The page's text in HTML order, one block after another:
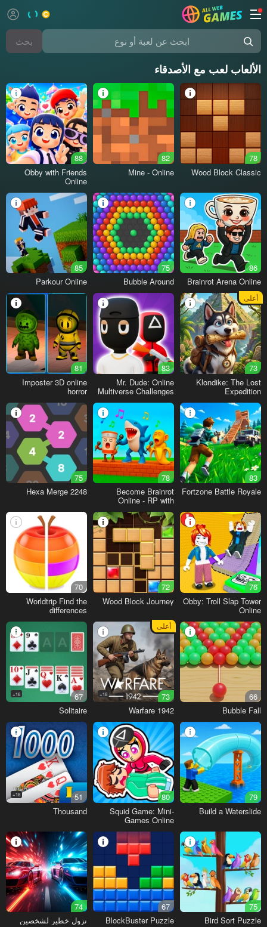
ابحث عن لعبة أو نوع بحث
الألعاب لعب مع الأصدقاء
78
Wood Block Classic
82
Mine - Online
88
Obby with Friends
Online
86
Brainrot Arena Online
75
Bubble Around
85
Parkour Online
73
أعلى
Klondike: The Lost
Expedition
83
Mr. Dude: Online
Multiverse Challenges
81
Imposter 3D online
horror
83
Fortzone Battle Royale
78
Become Brainrot
Online - RP with
Friends!
75
2248 Hexa Merge
76
Obby: Troll Slap Tower
Online
72
Wood Block Journey
70
Worldtrip Find the
differences
66
Bubble Fall
73
18+
أعلى
Warfare 1942
67
16+
Solitaire
79
Build a Waterslide
80
Squid Game: Mini-
Games Online
51
18+
Thousand
75
Bird Sort Puzzle
67
BlockBuster Puzzle
74
نزول خطير لشخصين